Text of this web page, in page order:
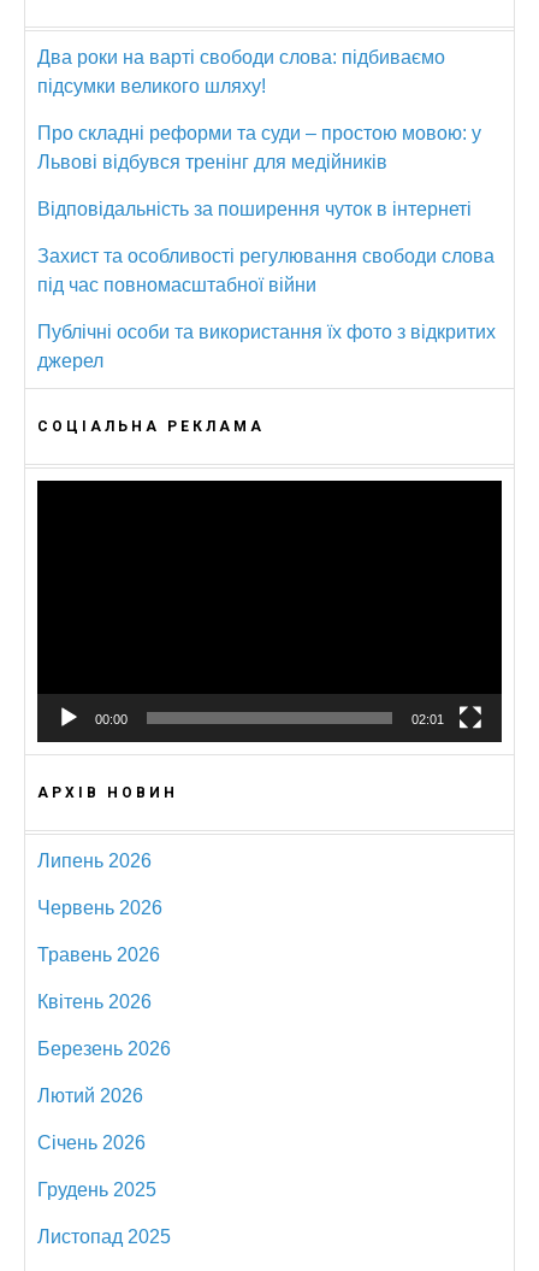
Два роки на варті свободи слова: підбиваємо
підсумки великого шляху!
Про складні реформи та суди – простою мовою: у
Львові відбувся тренінг для медійників
Відповідальність за поширення чуток в інтернеті
Захист та особливості регулювання свободи слова
під час повномасштабної війни
Публічні особи та використання їх фото з відкритих
джерел
СОЦІАЛЬНА РЕКЛАМА
00:00 02:01
АРХІВ НОВИН
Липень 2026
Червень 2026
Травень 2026
Квітень 2026
Березень 2026
Лютий 2026
Січень 2026
Грудень 2025
Листопад 2025